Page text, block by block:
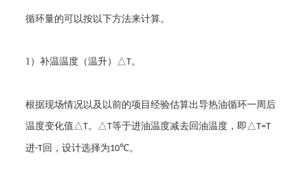
循环量的可以按以下方法来计算。
1 ）补温温度（温升）△T。
根据现场情况以及以前的项目经验估算出导热油循环一周后
温度变化值△T。△T等于进油温度减去回油温度，即△T=T
进-T回，设计选择为10℃。